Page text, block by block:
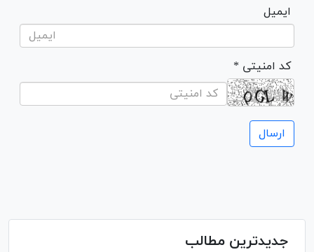
ایمیل
* کد امنیتی
جدیدترین مطالب